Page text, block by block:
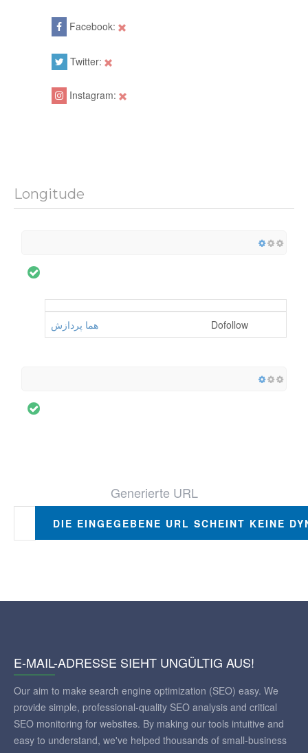
Facebook:
Twitter:
Instagram:
Longitude
هما پردازش Dofollow
Generierte URL
DIE EINGEGEBENE URL SCHEINT KEINE
E-MAIL-ADRESSE SIEHT UNGÜLTIG AUS!
Our aim to make search engine optimization (SEO) easy. We
provide simple, professional-quality SEO analysis and critical
SEO monitoring for websites. By making our tools intuitive and
easy to understand, we've helped thousands of small-business